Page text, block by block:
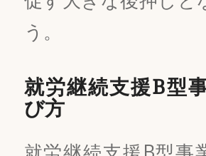
う。
就労継続支援B型
び方